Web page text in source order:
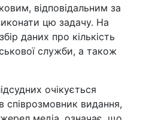
відповідальним за
цю задачу. На
даних про кількість
служби, а також
очікується
співрозмовник видання,